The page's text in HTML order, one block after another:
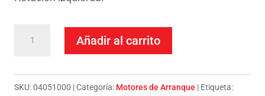
Mbk
Añadir al carrito
SKU:04051000 Categoría: Motores de Arranque
Etiqueta: